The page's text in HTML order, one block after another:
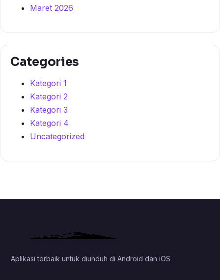
Maret 2026
Categories
Kategori 1
Kategori 2
Kategori 3
Kategori 4
Uncategorized
Aplikasi terbaik untuk diunduh di Android dan iOS